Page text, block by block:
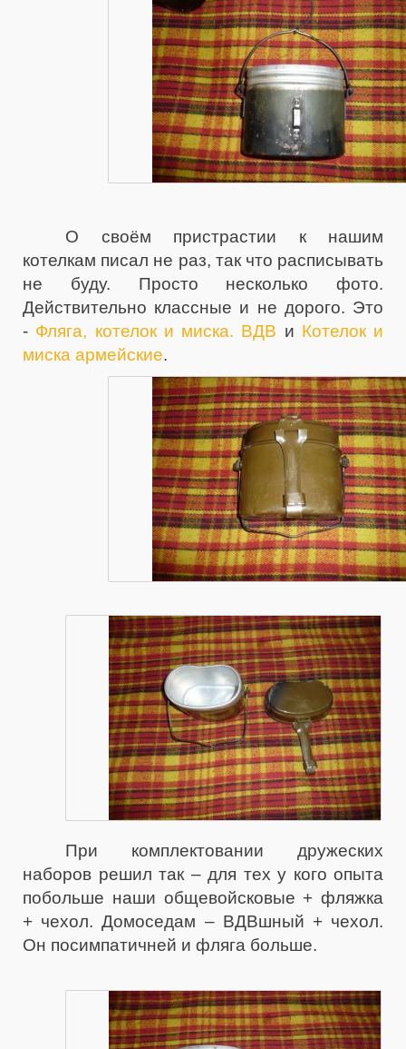
О своём пристрастии к нашим
котелкам писал не раз, так что расписывать
не буду. Просто несколько фото.
Действительно классные и не дорого. Это
- Фляга, котелок и миска. ВДВ и Котелок и
миска армейские.
При комплектовании дружеских
наборов решил так – для тех у кого опыта
побольше наши общевойсковые + фляжка
+ чехол. Домоседам – ВДВшный + чехол.
Он посимпатичней и фляга больше.